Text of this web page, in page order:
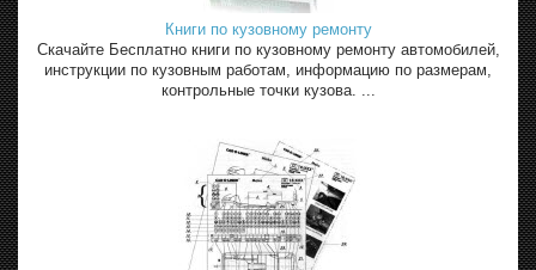
Книги по кузовному ремонту
Скачайте Бесплатно книги по кузовному ремонту автомобилей,
инструкции по кузовным работам, информацию по размерам,
контрольные точки кузова. ...